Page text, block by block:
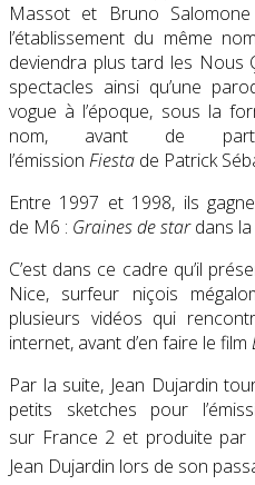
Massot et Bruno
l’établissement du même
deviendra plus tard les Nous
spectacles ainsi qu’une
vogue à l’époque, sous la
nom, avant de
l’émission Fiesta de Patrick
Entre 1997 et 1998, ils
de M6 : Graines de stardans la
C’est dans ce cadre qu’il
Nice, surfeur niçois
plusieurs vidéos qui
internet, avant d’en faire le film
Par la suite, Jean Dujardin
petits sketches pour
sur France 2 et produite par
Jean Dujardin lors de son